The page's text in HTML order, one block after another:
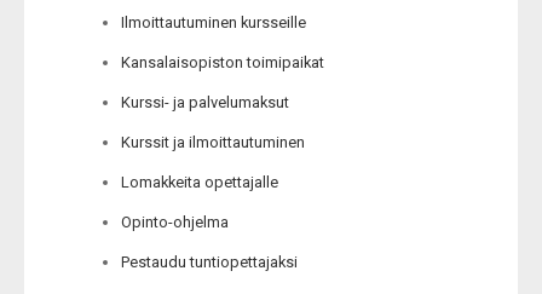
Ilmoittautuminen kursseille
Kansalaisopiston toimipaikat
Kurssi- ja palvelumaksut
Kurssit ja ilmoittautuminen
Lomakkeita opettajalle
Opinto-ohjelma
Pestaudu tuntiopettajaksi